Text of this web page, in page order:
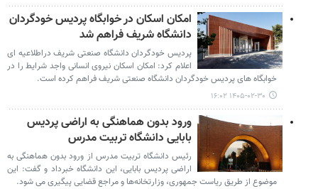
امکان اسکان در خوابگاه پردیس خودگردان
دانشگاه شریف فراهم شد
پردیس خودگردان دانشگاه صنعتی شریف دراطلاعیه ای
اعلام کرد: امکان اسکان نیروی انسانی واجد شرایط را در
خوابگاه های پردیس خودگردان دانشگاه صنعتی شریف فراهم کرده است.
۱۴۰۵-۰۲-۳۰ ۱۶:۰۲
ورود بدون هماهنگی به اراضی پردیس
بابایی دانشگاه تربیت مدرس
رئیس دانشگاه تربیت مدرس از ورود بدون هماهنگی به
اراضی پردیس بابایی، این دانشگاه خبرداد و گفت: این
موضوع از طریق ریاست جمهوری، وزارتخانه‌ها و مراجع قضایی پیگیری می شود.